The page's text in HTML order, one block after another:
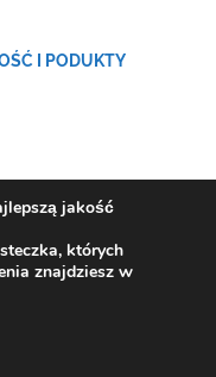
I PODUKTY
jakość
których
znajdziesz w